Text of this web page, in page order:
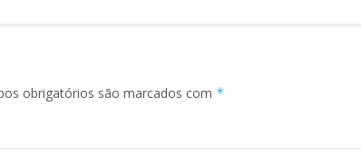
obrigatórios são marcados com *